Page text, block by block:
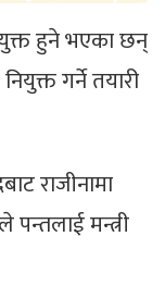
हुने भएका छन्
गर्ने तयारी
राजीनामा
पन्तलाई मन्त्री